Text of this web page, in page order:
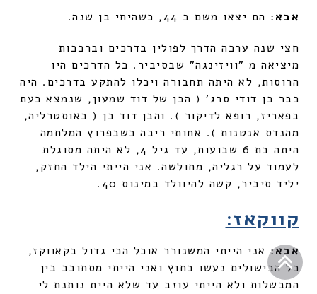
אבא: הם יצאו משם ב 44, כשהיתי בן שנה.
חצי שנה ערכה הדרך לפולין בדרכים וברכבות
מיציאה מ "וויזינגה" שבסיביר. כל הדרכים היו
הרוסות, לא היתה תחבורה ויכלו להתקע בדרכים. היה
כבר בן דודי סרג' ( הבן של דוד שמעון, שנמצא כעת
בפאריז, רופא לדיקור ). והבן דוד בן ( באוסטרליה,
מהנדס אנטנות ). אחותי ריבה כשבפרוץ המלחמה
היתה בת 6 שבועות, עד גיל 4, לא היתה מסוגלת
לעמוד על רגליה, מחולשה. אני הייתי הילד החזק,
יליד סיביר, קשה להיוולד במינוס 40.
קווקאז:
אבא: אני הייתי המשנורר אוכל הכי גדול בקאווקז,
כל הבישולים נעשו בחוץ ואני הייתי מסתובב בין
המבשלות ולא הייתי עוזב עד שלא היית נותנת לי
גלילה
לראש